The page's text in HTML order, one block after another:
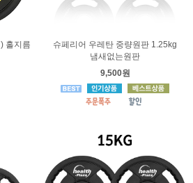
홀지름
슈페리어 우레탄 중량원판 1.25kg
냄새없는원판
9,500원